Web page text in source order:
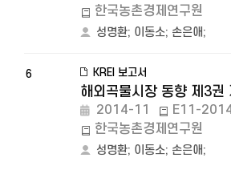
한국농촌경제연구원
성명환; 이동소; 손은애;
6 KREI 보고서
해외곡물시장 동향 제3권
2014-11
E11-
한국농촌경제연구원
성명환; 이동소; 손은애;